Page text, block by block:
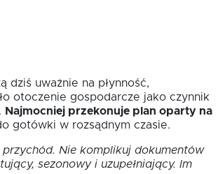
uważnie na płynność,
otoczenie gospodarcze jako czynnik
Najmocniej przekonuje plan oparty na
gotówki w rozsądnym czasie.
Nie komplikuj dokumentów
sezonowy i uzupełniający. Im